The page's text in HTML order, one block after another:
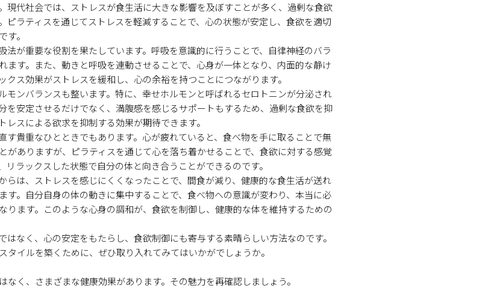
現代社会では、ストレスが食生活に大きな影響を及ぼすことが多く、過剰な食欲
ピラティスを通じてストレスを軽減することで、心の状態が安定し、食欲を適切
す。
法が重要な役割を果たしています。呼吸を意識的に行うことで、自律神経のバラ
ます。また、動きと呼吸を連動させることで、心身が一体となり、内面的な静け
クス効果がストレスを緩和し、心の余裕を持つことにつながります。
モンバランスも整います。特に、幸せホルモンと呼ばれるセロトニンが分泌され
を安定させるだけでなく、満腹感を感じるサポートもするため、過剰な食欲を抑
スによる欲求を抑制する効果が期待できます。
す貴重なひとときでもあります。心が疲れていると、食べ物を手に取ることで無
がありますが、ピラティスを通じて心を落ち着かせることで、食欲に対する感覚
ラックスした状態で自分の体と向き合うことができるのです。
らは、ストレスを感じにくくなったことで、間食が減り、健康的な食生活が送れ
す。自分自身の体の動きに集中することで、食べ物への意識が変わり、本当に必
ります。このような心身の調和が、食欲を制御し、健康的な体を維持するための
はなく、心の安定をもたらし、食欲制御にも寄与する素晴らしい方法なのです。
タイルを築くために、ぜひ取り入れてみてはいかがでしょうか。
く、さまざまな健康効果があります。その魅力を再確認しましょう。